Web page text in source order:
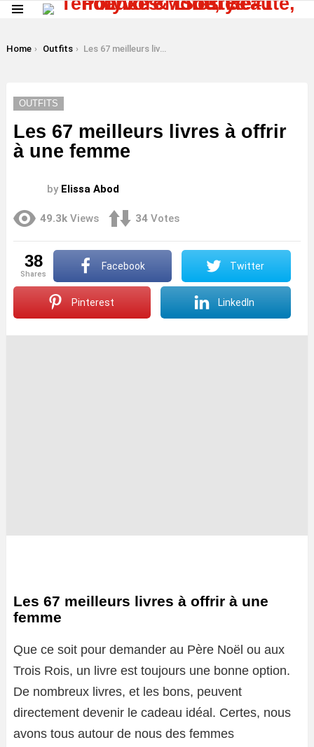
You are here:
Home Outfits Les 67 meilleurs livres à offrir à une femme
OUTFITS
Les 67 meilleurs livres à offrir
à une femme
by Elissa Abod
49.3k Views 34 Votes
38
shares
Facebook Twitter
Pinterest LinkedIn
Les 67 meilleurs livres à offrir à une
femme
Que ce soit pour demander au Père Noël ou aux
Trois Rois, un livre est toujours une bonne option.
De nombreux livres, et les bons, peuvent
directement devenir le cadeau idéal. Certes, nous
avons tous autour de nous des femmes